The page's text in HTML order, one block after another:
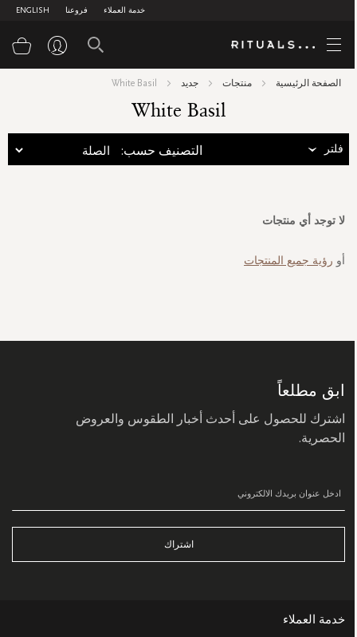
ENGLISH فروعنا خدمة العملاء
الصفحة الرئيسية منتجات جديد White Basil
White Basil
فلتر :التصنيف حسب
لا توجد أي منتجات
أو رؤية جميع المنتجات
ابق مطلعاً
اشترك للحصول على أحدث أخبار الطقوس والعروض
الحصرية.
اشتراك
خدمة العملاء